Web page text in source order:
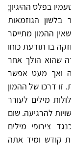
בפלס ההיגיון;
בלשון הגוזמאות
ההמון מתייסר
בו תודעת כוחו
שהוא הולך אחר
ואך מעט אפשר
זו דרכו של ההמון
מילים לעורר
להרגיעה. שום
צירופי מילים
קודש ומיד אתה